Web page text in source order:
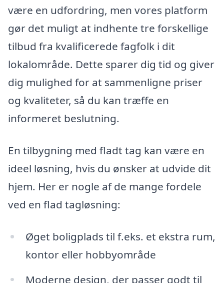
være en udfordring, men vores platform
gør det muligt at indhente tre forskellige
tilbud fra kvalificerede fagfolk i dit
lokalområde. Dette sparer dig tid og giver
dig mulighed for at sammenligne priser
og kvaliteter, så du kan træffe en
informeret beslutning.
En tilbygning med fladt tag kan være en
ideel løsning, hvis du ønsker at udvide dit
hjem. Her er nogle af de mange fordele
ved en flad tagløsning:
Øget boligplads til f.eks. et ekstra rum,
kontor eller hobbyområde
Moderne design, der passer godt til